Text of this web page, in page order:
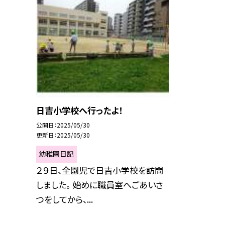
日吉小学校へ行ったよ！
公開日 2025/05/30
更新日 2025/05/30
幼稚園日記
２９日、全園児で日吉小学校を訪問
しました。 始めに職員室へごあいさ
つをしてから、...